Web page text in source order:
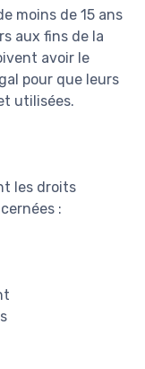
moins de 15 ans
aux fins de la
avoir le
pour que leurs
utilisées.
les droits
: